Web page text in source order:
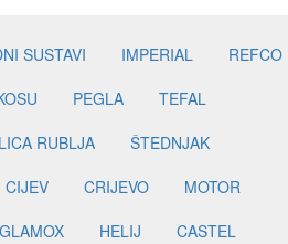
SUSTAVI IMPERIAL
REFCO
PEGLA
TEFAL
RUBLJA
ŠTEDNJAK
CIJEV CRIJEVO
MOTOR
GLAMOX HELIJ
CASTEL